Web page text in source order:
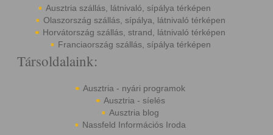
Ausztria szállás, látnivaló, sípálya térképen
Olaszország szállás, sípálya, látnivaló térképen
Horvátország szállás, strand, látnivaló térképen
Franciaország szállás, sípálya térképen
Társoldalaink:
Ausztria - nyári programok
Ausztria - síelés
Ausztria blog
Nassfeld Információs Iroda